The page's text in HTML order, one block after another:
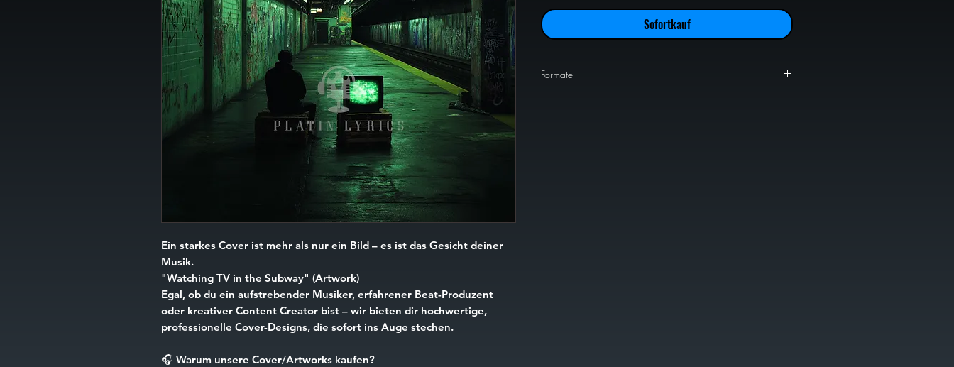
Ein starkes Cover ist mehr als nur ein Bild – es ist das Gesicht deiner
Musik.
"Watching TV in the Subway" (Artwork)
Egal, ob du ein aufstrebender Musiker, erfahrener Beat-Produzent
oder kreativer Content Creator bist – wir bieten dir hochwertige,
professionelle Cover-Designs, die sofort ins Auge stechen.
🎧 Warum unsere Cover/Artworks kaufen?
Sofortkauf
Formate